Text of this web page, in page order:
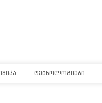
ᲢᲔᲥᲜᲝᲚᲝᲒᲘᲔᲑᲘ